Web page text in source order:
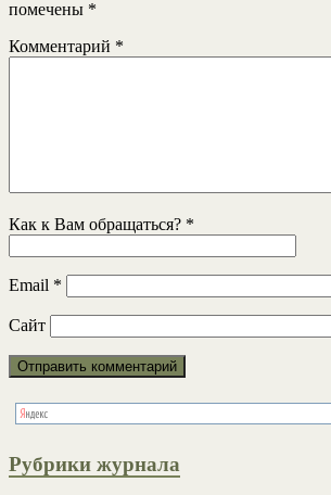
помечены *
Комментарий *
Как к Вам обращаться? *
Email *
Сайт
Рубрики журнала